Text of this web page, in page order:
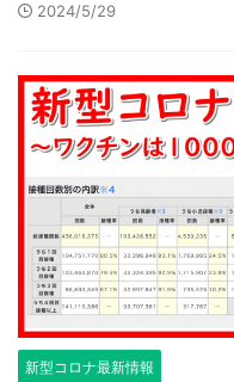
2024/5/29
新型コロナ最新情報